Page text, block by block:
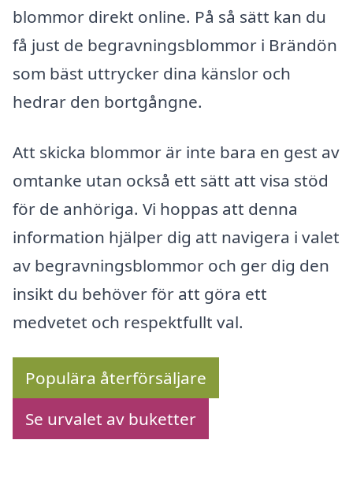
blommor direkt online. På så sätt kan du
få just de begravningsblommor i Brändön
som bäst uttrycker dina känslor och
hedrar den bortgångne.
Att skicka blommor är inte bara en gest av
omtanke utan också ett sätt att visa stöd
för de anhöriga. Vi hoppas att denna
information hjälper dig att navigera i valet
av begravningsblommor och ger dig den
insikt du behöver för att göra ett
medvetet och respektfullt val.
Populära återförsäljare
Se urvalet av buketter